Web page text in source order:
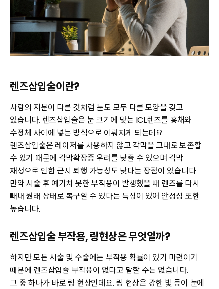
렌즈삽입술이란?
사람의 지문이 다른 것처럼 눈도 모두 다른 모양을 갖고
있습니다. 렌즈삽입술은 눈 크기에 맞는 ICL렌즈를 홍채와
수정체 사이에 넣는 방식으로 이뤄지게 되는데요.
렌즈삽입술은 레이저를 사용하지 않고 각막을 그대로 보존할
수 있기 때문에 각막확장증 우려를 낮출 수 있으며 각막
재생으로 인한 근시 퇴행 가능성도 낮다는 장점이 있습니다.
만약 시술 후 예기치 못한 부작용이 발생했을 때 렌즈를 다시
빼내 원래 상태로 복구할 수 있다는 특징이 있어 안정성 또한
높습니다.
렌즈삽입술 부작용, 링현상은 무엇일까?
하지만 모든 시술 및 수술에는 부작용 확률이 있기 마련이기
때문에 렌즈삽입술 부작용이 없다고 말할 수는 없습니다.
그 중 하나가 바로 링 현상인데요. 링 현상은 강한 빛 등이 눈에